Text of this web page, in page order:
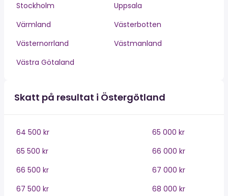
Stockholm
Uppsala
Värmland
Västerbotten
Västernorrland
Västmanland
Västra Götaland
Skatt på resultat i Östergötland
64 500 kr
65 000 kr
65 500 kr
66 000 kr
66 500 kr
67 000 kr
67 500 kr
68 000 kr